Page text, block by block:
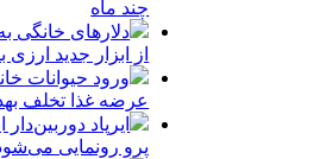
چند ماه
دلارهای خانگی
از ابزار جدید
ورود حیوانات
عرضه غذا تخلف
پرو رونمایی